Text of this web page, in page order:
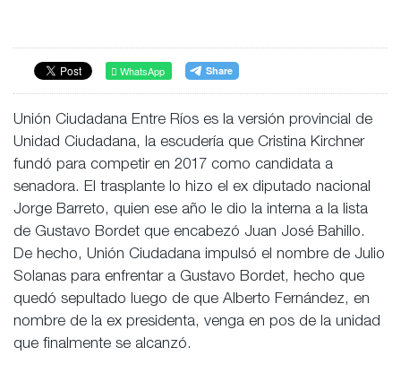
WhatsApp
Unión Ciudadana Entre Ríos es la versión provincial de
Unidad Ciudadana, la escudería que Cristina Kirchner
fundó para competir en 2017 como candidata a
senadora. El trasplante lo hizo el ex diputado nacional
Jorge Barreto, quien ese año le dio la interna a la lista
de Gustavo Bordet que encabezó Juan José Bahillo.
De hecho, Unión Ciudadana impulsó el nombre de Julio
Solanas para enfrentar a Gustavo Bordet, hecho que
quedó sepultado luego de que Alberto Fernández, en
nombre de la ex presidenta, venga en pos de la unidad
que finalmente se alcanzó.